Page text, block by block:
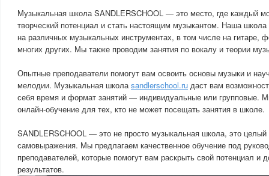
Музыкальная школа SANDLERSCHOOL — это место, где каждый
творческий потенциал и стать настоящим музыкантом. Наша школа
на различных музыкальных инструментах, в том числе на гитаре,
многих других. Мы также проводим занятия по вокалу и теории
Опытные преподаватели помогут вам освоить основы музыки и
мелодии. Музыкальная школаsandlerschool.ru даст вам
себя время и формат занятий — индивидуальные или групповые.
онлайн-обучение для тех, кто не может посещать занятия в школе.
SANDLERSCHOOL — это не просто музыкальная школа, это
самовыражения. Мы предлагаем качественное обучение под
преподавателей, которые помогут вам раскрыть свой потенциал и
результатов.